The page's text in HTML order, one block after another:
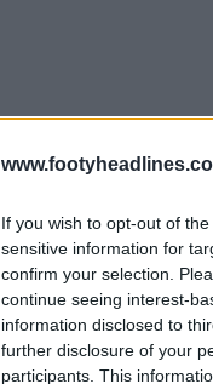
If you wish to opt-out of
sensitive information for
confirm your selection.
continue seeing interest-
information disclosed to
further disclosure of your
participants. This